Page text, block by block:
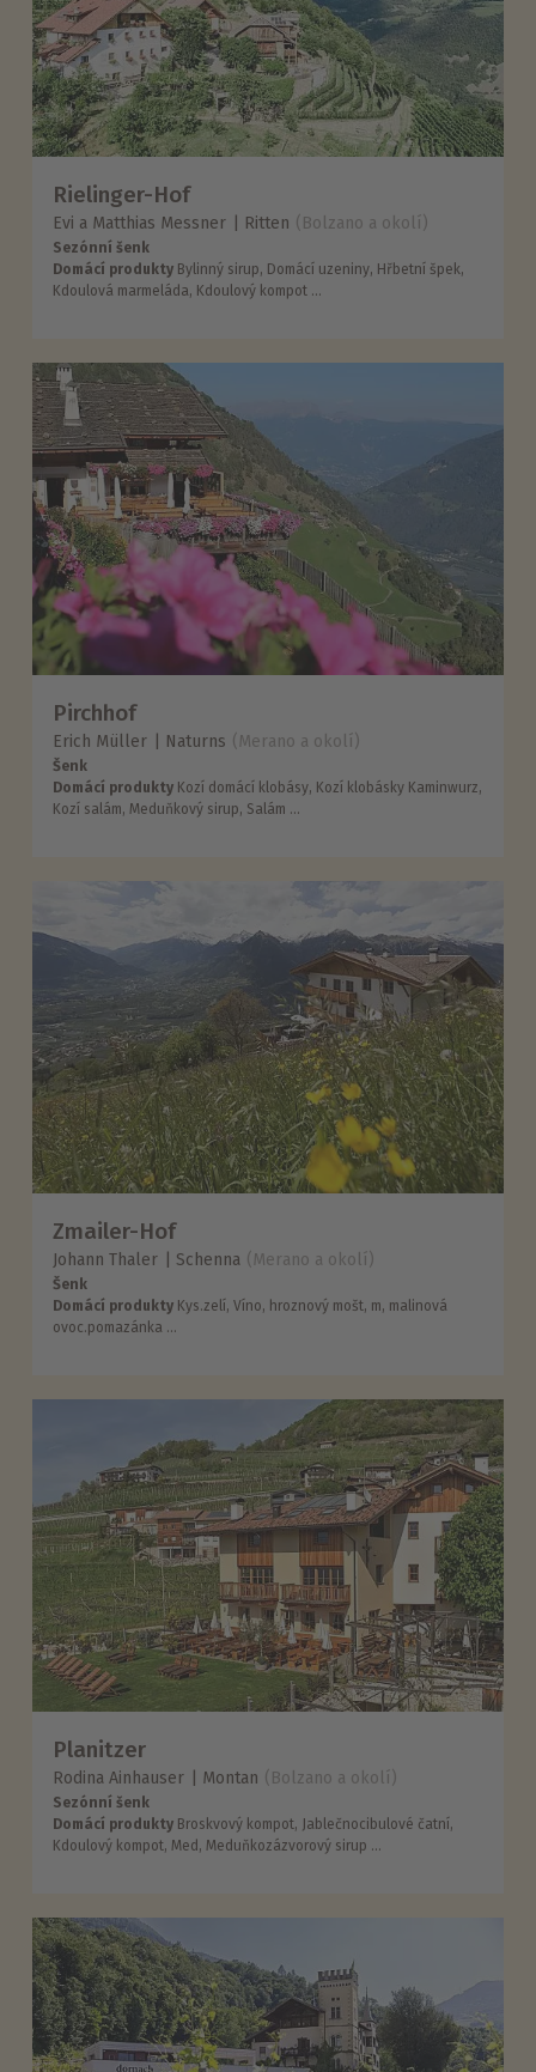
Rielinger-Hof
Evi a Matthias Messner Ritten (Bolzano a okolí)
Sezónní šenk
Domácí produkty Bylinný sirup, Domácí uzeniny, Hřbetní špek,
Kdoulová marmeláda, Kdoulový kompot ...
Pirchhof
Erich Müller Naturns (Merano a okolí)
Šenk
Domácí produkty Kozí domácí klobásy, Kozí klobásky Kaminwurz,
Kozí salám, Meduňkový sirup, Salám ...
Zmailer-Hof
Johann Thaler Schenna (Merano a okolí)
Šenk
Domácí produkty Kys.zelí, Víno, hroznový mošt, m, malinová
ovoc.pomazánka ...
Planitzer
Rodina Ainhauser Montan (Bolzano a okolí)
Sezónní šenk
Domácí produkty Broskvový kompot, Jablečnocibulové čatní,
Kdoulový kompot, Med, Meduňkozázvorový sirup ...